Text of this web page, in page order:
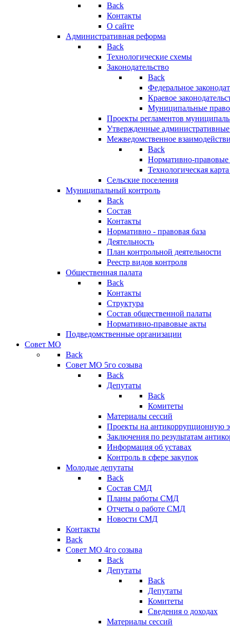
Back
Контакты
О сайте
Административная реформа
Back
Технологические схемы
Законодательство
Back
Федеральное
Краевое
Муниципальные
Проекты регламентов
Утвержденные
Межведомственное
Back
Нормативно-правовые
Технологическая
Сельские поселения
Муниципальный контроль
Back
Состав
Контакты
Нормативно - правовая база
Деятельность
План контрольной деятельности
Реестр видов контроля
Общественная палата
Back
Контакты
Структура
Состав общественной палаты
Нормативно-правовые акты
Подведомственные организации
Совет МО
Back
Совет МО 5го созыва
Back
Депутаты
Back
Комитеты
Материалы сессий
Проекты на антикоррупционную
Заключения по результатам
Информация об уставах
Контроль в сфере закупок
Молодые депутаты
Back
Состав СМД
Планы работы СМД
Отчеты о работе СМД
Новости СМД
Контакты
Back
Совет МО 4го созыва
Back
Депутаты
Back
Депутаты
Комитеты
Сведения о доходах
Материалы сессий